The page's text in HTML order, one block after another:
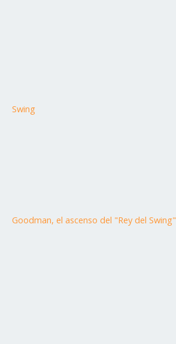
Swing
Goodman, el ascenso del "Rey del Swing"